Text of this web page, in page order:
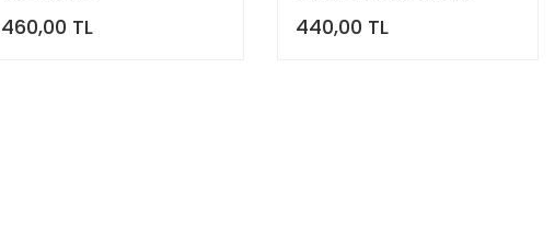
460,00 TL 440,00 TL